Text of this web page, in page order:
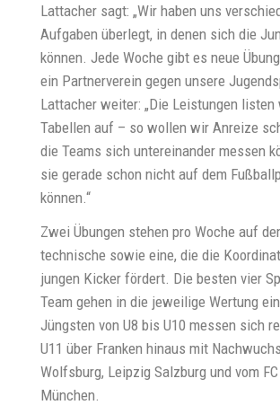
Lattacher sagt: „Wir haben uns
Aufgaben überlegt, in denen sich die
können. Jede Woche gibt es neue
ein Partnerverein gegen unsere
Lattacher weiter: „Die Leistungen listen
Tabellen auf – so wollen wir Anreize
die Teams sich untereinander messen
sie gerade schon nicht auf dem
können.“
Zwei Übungen stehen pro Woche auf
technische sowie eine, die die
jungen Kicker fördert. Die besten vier
Team gehen in die jeweilige Wertung
Jüngsten von U8 bis U10 messen sich
U11 über Franken hinaus mit
Wolfsburg, Leipzig Salzburg und vom
München.